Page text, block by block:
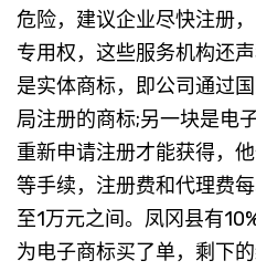
危险，建议企业尽快注册
专用权，这些服务机构还
是实体商标，即公司通过
局注册的商标;另一块是电
重新申请注册才能获得，
等手续，注册费和代理费
至1万元之间。凤冈县有
为电子商标买了单，剩下